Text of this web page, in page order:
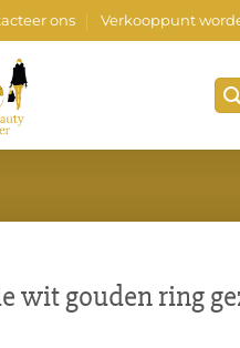
ons Verkooppunt
wit gouden ring